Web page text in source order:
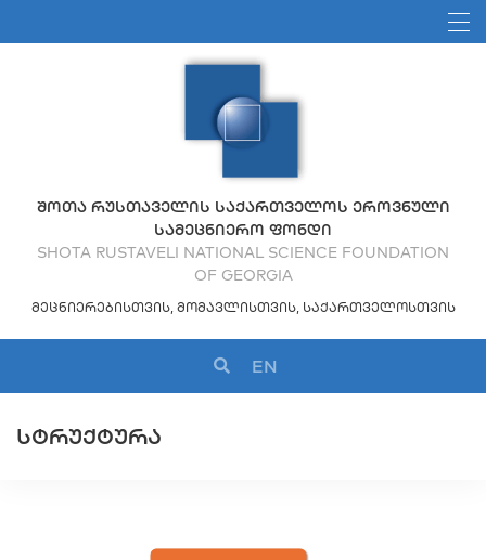
ᲨᲝᲗᲐ ᲠᲣᲡᲗᲐᲕᲔᲚᲘᲡ ᲡᲐᲥᲐᲠᲗᲕᲔᲚᲝᲡ ᲔᲠᲝᲕᲜᲣᲚᲘ
ᲡᲐᲛᲔᲪᲜᲘᲔᲠᲝ ᲤᲝᲜᲓᲘ
SHOTA RUSTAVELI NATIONAL SCIENCE FOUNDATION
OF GEORGIA
ᲛᲔᲪᲜᲘᲔᲠᲔᲑᲘᲡᲗᲕᲘᲡ, ᲛᲝᲛᲐᲕᲚᲘᲡᲗᲕᲘᲡ, ᲡᲐᲥᲐᲠᲗᲕᲔᲚᲝᲡᲗᲕᲘᲡ
EN
ᲡᲢᲠᲣᲥᲢᲣᲠᲐ